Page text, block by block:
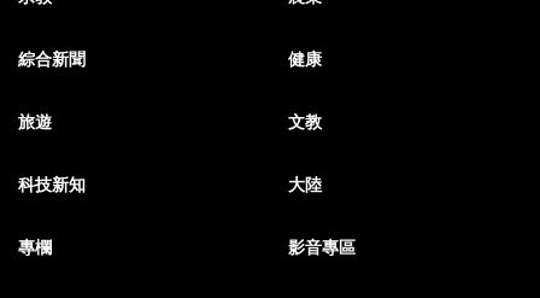
綜合新聞 健康
旅遊 文教
科技新知 大陸
專欄 影音專區